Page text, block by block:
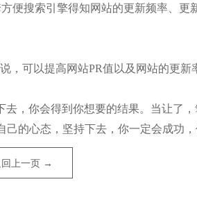
便搜索引擎得知网站的更新频率、
可以提高网站PR值以及网站的更新
，你会得到你想要的结果。当让了
的心态，坚持下去，你一定会成功，
上一页 →